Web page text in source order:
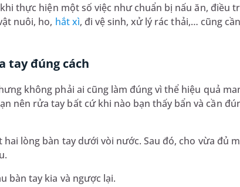
thực hiện một số việc như chuẩn bị nấu ăn, điều
nuôi, ho, hắt xì, đi vệ sinh, xử lý rác thải,… cũng
tay đúng cách
không phải ai cũng làm đúng vì thể hiệu quả
nên rửa tay bất cứ khi nào bạn thấy bẩn và cần
lòng bàn tay dưới vòi nước. Sau đó, cho vừa đủ
bàn tay kia và ngược lại.